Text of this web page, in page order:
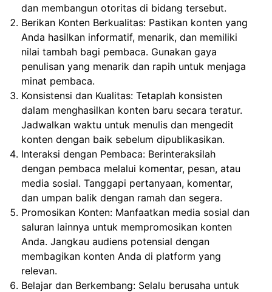
dan membangun otoritas di bidang tersebut.
Berikan Konten Berkualitas: Pastikan konten yang
Anda hasilkan informatif, menarik, dan memiliki
nilai tambah bagi pembaca. Gunakan gaya
penulisan yang menarik dan rapih untuk menjaga
minat pembaca.
Konsistensi dan Kualitas: Tetaplah konsisten
dalam menghasilkan konten baru secara teratur.
Jadwalkan waktu untuk menulis dan mengedit
konten dengan baik sebelum dipublikasikan.
Interaksi dengan Pembaca: Berinteraksilah
dengan pembaca melalui komentar, pesan, atau
media sosial. Tanggapi pertanyaan, komentar,
dan umpan balik dengan ramah dan segera.
Promosikan Konten: Manfaatkan media sosial dan
saluran lainnya untuk mempromosikan konten
Anda. Jangkau audiens potensial dengan
membagikan konten Anda di platform yang
relevan.
Belajar dan Berkembang: Selalu berusaha untuk